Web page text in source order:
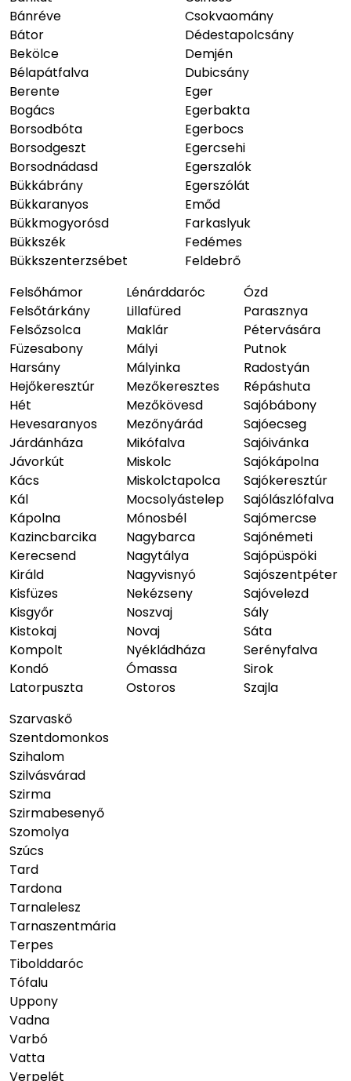
Bánréve
Bátor
Bekölce
Bélapátfalva
Berente
Bogács
Borsodbóta
Borsodgeszt
Borsodnádasd
Bükkábrány
Bükkaranyos
Bükkmogyorósd
Bükkszék
Bükkszenterzsébet
Csokvaomány
Dédestapolcsány
Demjén
Dubicsány
Eger
Egerbakta
Egerbocs
Egercsehi
Egerszalók
Egerszólát
Emőd
Farkaslyuk
Fedémes
Feldebrő
Felsőhámor
Felsőtárkány
Felsőzsolca
Füzesabony
Harsány
Hejőkeresztúr
Hét
Hevesaranyos
Járdánháza
Jávorkút
Kács
Kál
Kápolna
Kazincbarcika
Kerecsend
Királd
Kisfüzes
Kisgyőr
Kistokaj
Kompolt
Kondó
Latorpuszta
Lénárddaróc
Lillafüred
Maklár
Mályi
Mályinka
Mezőkeresztes
Mezőkövesd
Mezőnyárád
Mikófalva
Miskolc
Miskolctapolca
Mocsolyástelep
Mónosbél
Nagybarca
Nagytálya
Nagyvisnyó
Nekézseny
Noszvaj
Novaj
Nyékládháza
Ómassa
Ostoros
Ózd
Parasznya
Pétervására
Putnok
Radostyán
Répáshuta
Sajóbábony
Sajóecseg
Sajóivánka
Sajókápolna
Sajókeresztúr
Sajólászlófalva
Sajómercse
Sajónémeti
Sajópüspöki
Sajószentpéter
Sajóvelezd
Sály
Sáta
Serényfalva
Sirok
Szajla
Szarvaskő
Szentdomonkos
Szihalom
Szilvásvárad
Szirma
Szirmabesenyő
Szomolya
Szúcs
Tard
Tardona
Tarnalelesz
Tarnaszentmária
Terpes
Tibolddaróc
Tófalu
Uppony
Vadna
Varbó
Vatta
Verpelét